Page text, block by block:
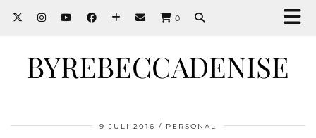
0
BYREBECCADENISE
9 JULI 2016 PERSONAL